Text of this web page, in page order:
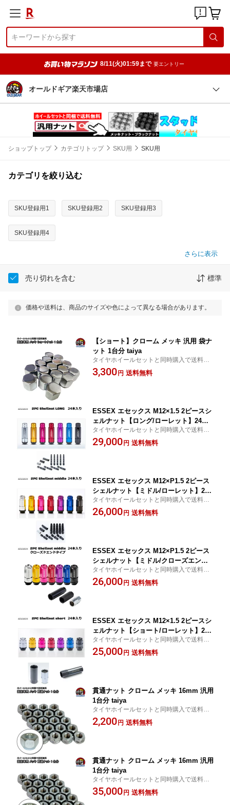
8/11(火)01:59まで 要エントリー
オールドギア楽天市場店
ショップトップ カテゴリトップ SKU用 SKU用
カテゴリを絞り込む
SKU登録用1 SKU登録用2 SKU登録用3
SKU登録用4
さらに表示
売り切れを含む 標準
価格や送料は、商品のサイズや色によって異なる場合があります。
【ショート】クローム メッキ 汎用 袋ナ
ット 1台分 taiya
タイヤホイールセットと同時購入で送料無
料
3,300 円 送料無料
ESSEX エセックス M12×1.5 2ピースシ
ェルナット【ロング/ローレット】24個
入り taiya
タイヤホイールセットと同時購入で送料無
料
29,000 円 送料無料
ESSEX エセックス M12×P1.5 2ピース
シェルナット【ミドル/ローレット】24
個入り taiya
タイヤホイールセットと同時購入で送料無
料
26,000 円 送料無料
ESSEX エセックス M12×P1.5 2ピース
シェルナット【ミドル/クローズエンド
タイプ】24個入り taiya
タイヤホイールセットと同時購入で送料無
料
26,000 円 送料無料
ESSEX エセックス M12×1.5 2ピースシ
ェルナット【ショート/ローレット】24
個入り taiya
タイヤホイールセットと同時購入で送料無
料
25,000 円 送料無料
貫通ナット クローム メッキ 16mm 汎用
1台分 taiya
タイヤホイールセットと同時購入で送料無
料
2,200 円 送料無料
貫通ナット クローム メッキ 16mm 汎用
1台分 taiya
タイヤホイールセットと同時購入で送料無
料
35,000 円 送料無料